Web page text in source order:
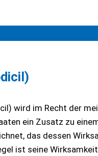
wird im Recht der
ein Zusatz zu
das dessen
ist seine